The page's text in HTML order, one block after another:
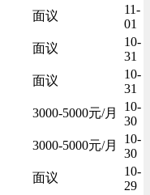
面议
11-
01
面议
10-
31
面议
10-
31
3000-5000元/月
10-
30
3000-5000元/月
10-
30
面议
10-
29